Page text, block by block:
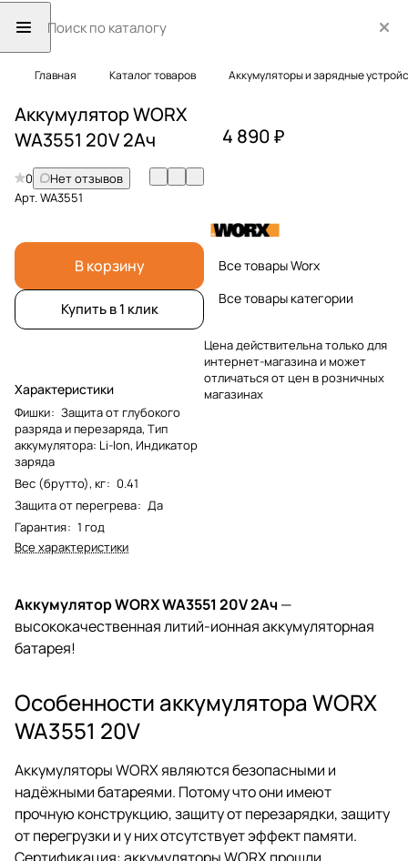
Главная Каталог товаров Аккумуляторы и зарядные
Аккумулятор WORX
WA3551 20V 2Ач
0
Нет отзывов
Арт.WA3551
В корзину
Купить в 1 клик
Характеристики
Фишки: Защита от глубокого
разряда и перезаряда, Тип
аккумулятора: Li-lon, Индикатор
заряда
Вес (брутто), кг: 0.41
Защита от перегрева: Да
Гарантия: 1 год
Все характеристики
4 890 ₽
Все товары Worx
Все товары категории
Цена действительна только для
интернет-магазина и может
отличаться от цен в розничных
магазинах
Аккумулятор WORX WA3551 20V 2Ач—
высококачественная литий-ионная аккумуляторная
батарея!
Особенности аккумулятора WORX
WA3551 20V
Аккумуляторы WORX являются безопасными и
надёжными батареями. Потому что они имеют
прочную конструкцию, защиту от перезарядки, защиту
от перегрузки и у них отсутствует эффект памяти.